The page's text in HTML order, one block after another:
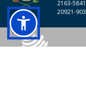
2163-5841
20921-903